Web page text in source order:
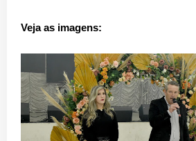
Veja as imagens: